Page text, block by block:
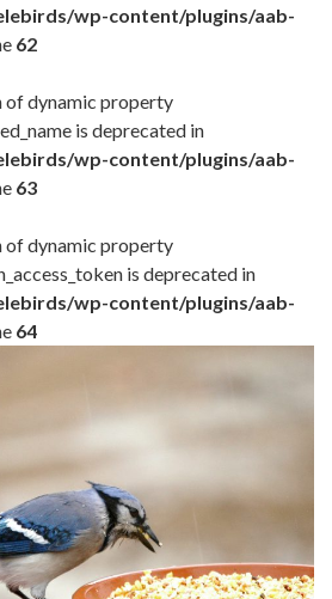
wp-content/plugins/aab-
62
of dynamic property
is deprecated in
wp-content/plugins/aab-
63
of dynamic property
is deprecated in
wp-content/plugins/aab-
64